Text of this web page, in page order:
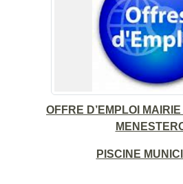
OFFRE D’EMPLOI
PISCINE